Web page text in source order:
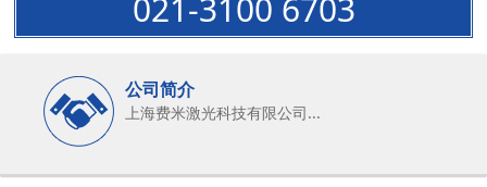
021-3100 6703
公司简介
上海费米激光科技有限公司...